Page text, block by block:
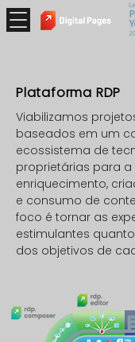
Plataforma RDP
Viabilizamos
baseados em um
ecossistema de
proprietárias para
enriquecimento,
e consumo de
foco é tornar as
estimulantes
dos objetivos de